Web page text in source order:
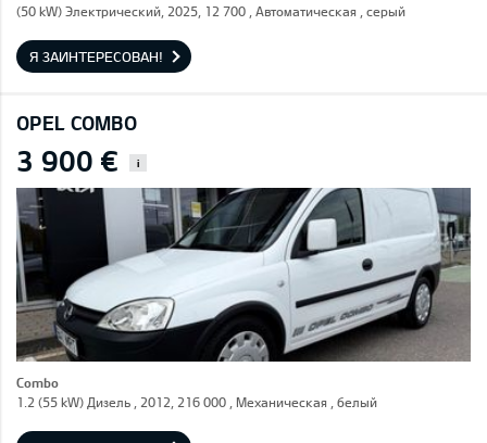
(50 kW) Электрический, 2025, 12 700 , Автоматическая , серый
Я ЗАИНТЕРЕСОВАН!
OPEL COMBO
3 900 € i
Combo
1.2 (55 kW) Дизель , 2012, 216 000 , Механическая , белый